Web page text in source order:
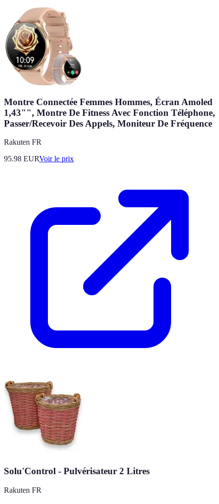
Montre Connectée Femmes Hommes, Écran Amoled
1,43"", Montre De Fitness Avec Fonction Téléphone,
Passer/Recevoir Des Appels, Moniteur De Fréquence
Rakuten FR
95.98 EURVoir le prix
Solu'Control - Pulvérisateur 2 Litres
Rakuten FR